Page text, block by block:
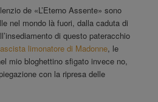
de «L’Eterno Assente» sono
nel mondo là fuori, dalla caduta di
di questo pateracchio
limonatore di Madonne, le
mio bloghettino sfigato invece no,
con la ripresa delle